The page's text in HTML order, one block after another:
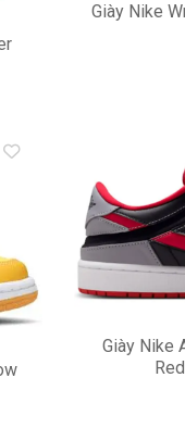
Giày Nike
Giày Nike